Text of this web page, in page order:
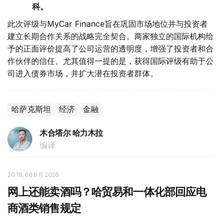
科。
此次评级与MyCar Finance旨在巩固市场地位并与投资者
建立长期合作关系的战略完全契合。两家独立的国际机构给
予的正面评价提高了公司运营的透明度，增强了投资者和合
作伙伴的信任。尤其值得一提的是，获得国际评级有助于公
司进入债券市场，并扩大潜在投资者群体。
哈萨克斯坦 经济 金融
木合塔尔 哈力木拉
编译
20:18, 06 8月 2026
网上还能卖酒吗？哈贸易和一体化部回应电
商酒类销售规定